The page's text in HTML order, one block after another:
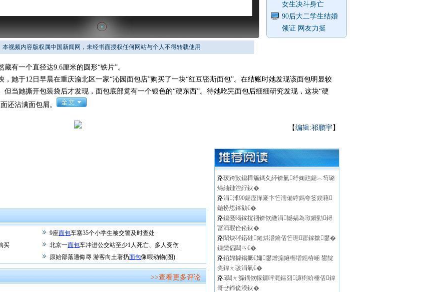
女生决斗身亡
90后大二学生结婚
领证 网友力挺
本视频内容版权属中国新闻网，未经书面授权任何网站与个人不得转载使用
一个直径达9.6厘米的圆形“铁片”。
于12日早晨在重庆渝北区一家“沁园面包店”购买了一块“红豆密斯面包”。在结账时她发现该面包明显较
当她撕开包装袋后才发现，面包底部竟有一个银色的“硬东西”。待她吃完面包后细细研究发现，这块“硬
还沾满面包屑。
【编辑:祁鹏宇】
9座面包车塞35个小学生被交警及时查处
买 北京一面包车冲进公交站至少1人死亡、多人受伤
原始部落遭侮辱 游客向土著扔面包像喂动物(图)
>>查看更多评论
路瑗跨敳鎴樺箷鎷夊紑锛氭纾婅兘鍚︿笉璐
熶紬鏈涳紵鈥�
路涓浗90鍚庢憚褰卞笀濡備綍鎷夸笅鍥藉
鍦扮悊鎽勨€�
路鎴戞暍鎵撹祵锛佽繖涓憾娲為噷鐨勭鐞
冨満瑕佺伀鈥�
路闈炴硶鍩硅鏈烘瀯鑰佸笀琚寚鎵撳鐢�
鏁欒偛閮ㄢ€�
路銆婂摢鍚掋€嬭鐢熷搧鐩楃増鐚栫崡 鐢靛
奖鍏ㄤ骇涓氣€�
路5閮ㄤ綔鍝佽幏鑼呯浘鏂囧濂栵紒棰佸鍏
哥ぜ鍗佹湀鈥�